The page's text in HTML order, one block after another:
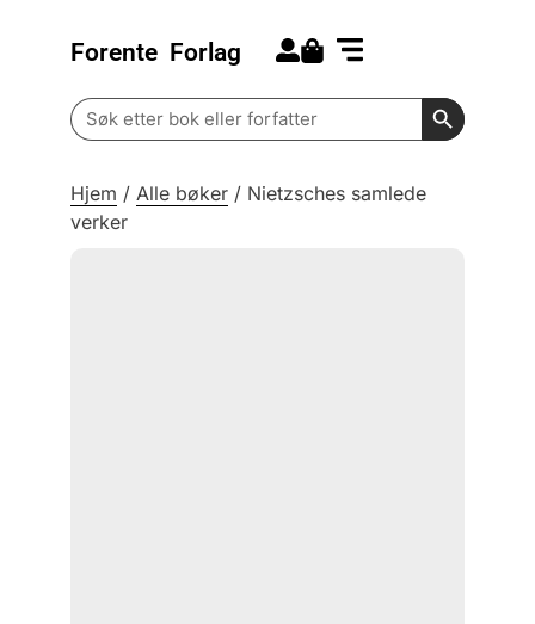
Forente Forlag
Search
for:
Search
Hjem / Alle bøker / Nietzsches samlede
verker